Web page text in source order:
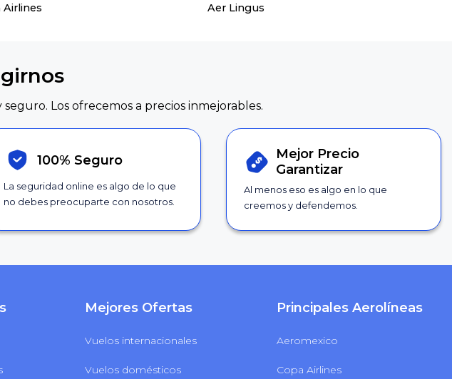
Airlines Aer Lingus
Los ofrecemos a precios inmejorables.
100% Seguro
La seguridad online es algo de lo que
no debes preocuparte con nosotros.
Mejor Precio
Garantizar
Al menos eso es algo en lo que
creemos y defendemos.
Mejores Ofertas
Vuelos internacionales
Vuelos domésticos
Principales Aerolíneas
Aeromexico
Copa Airlines